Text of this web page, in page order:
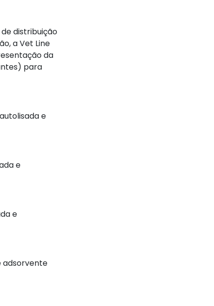
distribuição
a Vet Line
da
para
e
e
e
adsorvente